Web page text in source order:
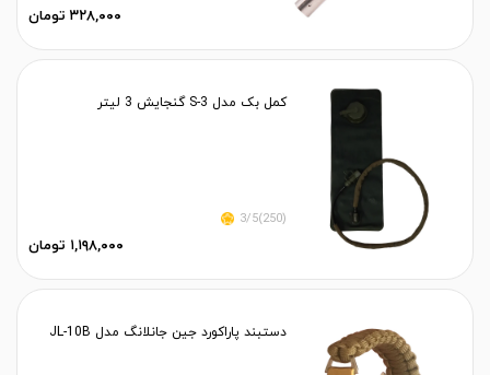
۳۲۸,۰۰۰ تومان
کمل بک مدل S-3 گنجایش 3 لیتر
(250)3/5
۱,۱۹۸,۰۰۰ تومان
دستبند پاراکورد جین جانلانگ مدل JL-10B